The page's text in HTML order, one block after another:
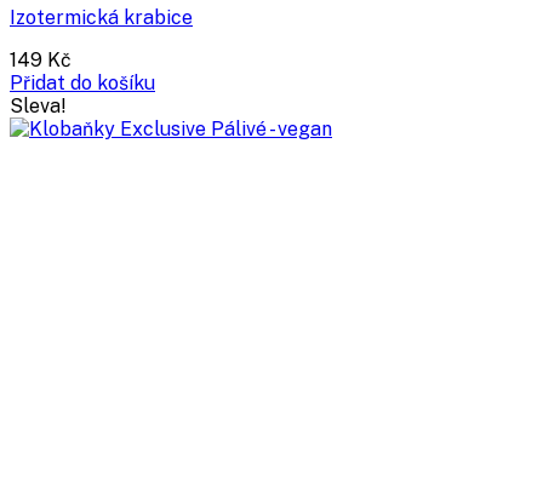
Izotermická krabice
149 Kč
Přidat do košíku
Sleva!